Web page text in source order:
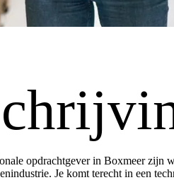
opdrachtgever in Boxmeer
Je komt terecht in een